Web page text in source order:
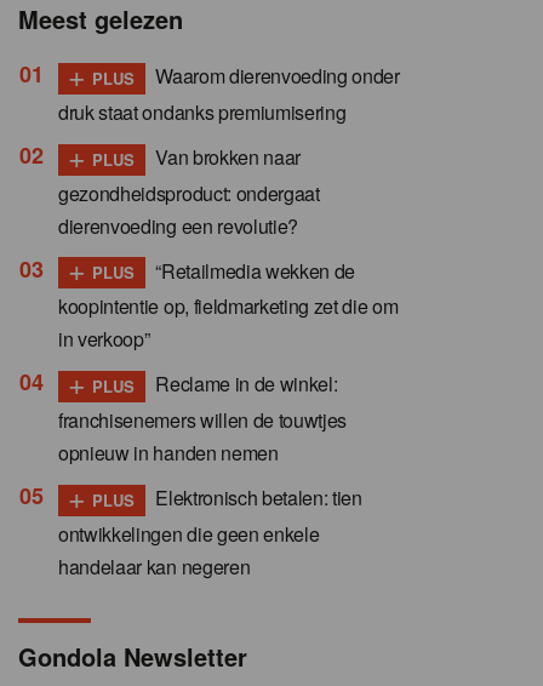
Meest gelezen
+ PLUS
Waarom dierenvoeding onder
druk staat ondanks premiumisering
+ PLUS
Van brokken naar
gezondheidsproduct: ondergaat
dierenvoeding een revolutie?
+ PLUS
“Retailmedia wekken de
koopintentie op, fieldmarketing zet die om
in verkoop”
+ PLUS
Reclame in de winkel:
franchisenemers willen de touwtjes
opnieuw in handen nemen
+ PLUS
Elektronisch betalen: tien
ontwikkelingen die geen enkele
handelaar kan negeren
Gondola Newsletter